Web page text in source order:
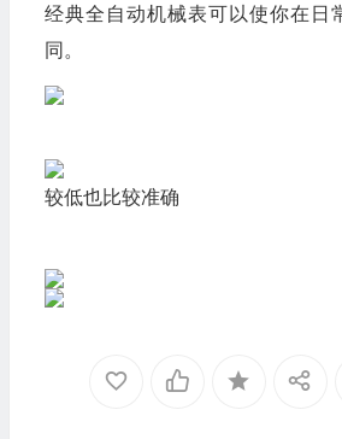
经典全自动机械表可以使你在日
同。
较低也比较准确